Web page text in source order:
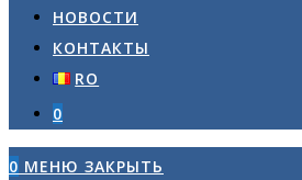
НОВОСТИ
КОНТАКТЫ
RO
0
0 МЕНЮ ЗАКРЫТЬ